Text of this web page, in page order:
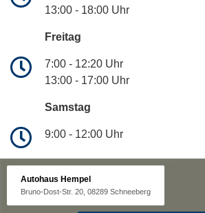
13:00 - 18:00 Uhr
Freitag
7:00 - 12:20 Uhr
13:00 - 17:00 Uhr
Samstag
9:00 - 12:00 Uhr
Autohaus Hempel
Bruno-Dost-Str. 20, 08289 Schneeberg